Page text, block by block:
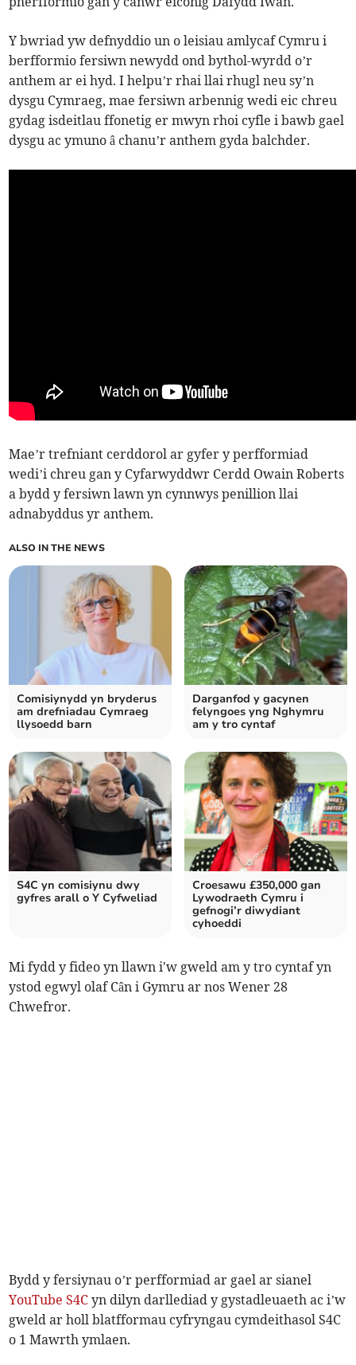
Y bwriad yw defnyddio un o leisiau amlycaf Cymru i
berfformio fersiwn newydd ond bythol-wyrdd o’r
anthem ar ei hyd. I helpu’r rhai llai rhugl neu sy’n
dysgu Cymraeg, mae fersiwn arbennig wedi eic chreu
gydag isdeitlau ffonetig er mwyn rhoi cyfle i bawb gael
dysgu ac ymuno â chanu’r anthem gyda balchder.
Mae’r trefniant cerddorol ar gyfer y perfformiad
wedi’i chreu gan y Cyfarwyddwr Cerdd Owain Roberts
a bydd y fersiwn lawn yn cynnwys penillion llai
adnabyddus yr anthem.
ALSO IN THE NEWS
Comisiynydd yn bryderus
am drefniadau Cymraeg
llysoedd barn
Darganfod y gacynen
felyngoes yng Nghymru
am y tro cyntaf
S4C yn comisiynu dwy
gyfres arall o Y Cyfweliad
Croesawu £350,000 gan
Lywodraeth Cymru i
gefnogi’r diwydiant
cyhoeddi
Mi fydd y fideo yn llawn i'w gweld am y tro cyntaf yn
ystod egwyl olaf Cân i Gymru ar nos Wener 28
Chwefror.
Bydd y fersiynau o’r perfformiad ar gael ar sianel
YouTube S4Cyn dilyn darllediad y gystadleuaeth ac i’w
gweld ar holl blatfformau cyfryngau cymdeithasol S4C
o 1 Mawrth ymlaen.